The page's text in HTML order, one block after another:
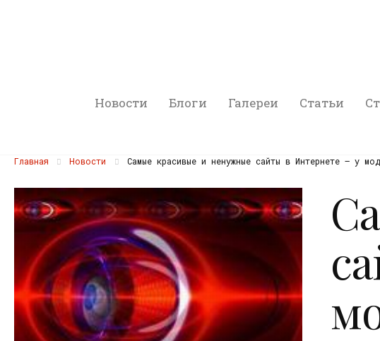
Новости Блоги Галереи Статьи
Главная Новости Самые красивые и ненужные сайты в Интернете — у